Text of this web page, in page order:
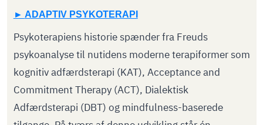
ADAPTIV PSYKOTERAPI
Psykoterapiens historie spænder fra Freuds
psykoanalyse til nutidens moderne terapiformer som
kognitiv adfærdsterapi (KAT), Acceptance and
Commitment Therapy (ACT), Dialektisk
Adfærdsterapi (DBT) og mindfulness-baserede